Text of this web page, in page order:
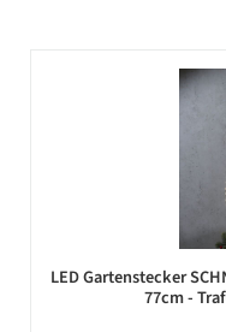
LED Gartenstecker
77cm -